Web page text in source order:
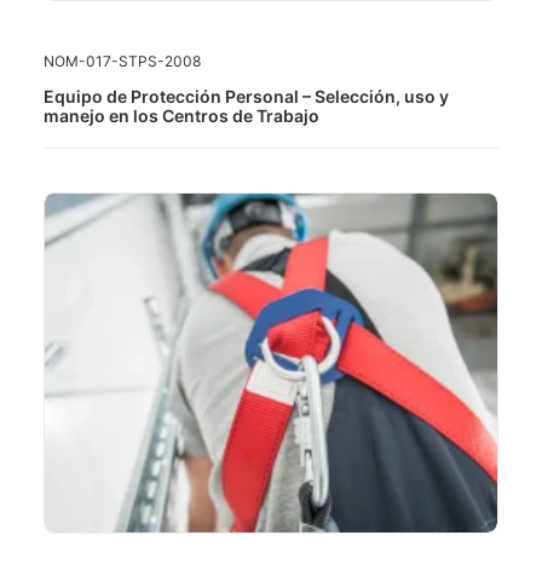
NOM-017-STPS-2008
Equipo de Protección Personal – Selección, uso y
manejo en los Centros de Trabajo